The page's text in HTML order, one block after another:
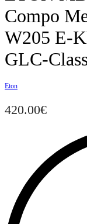
Compo
W205 E-
GLC-
Eton
420.00€